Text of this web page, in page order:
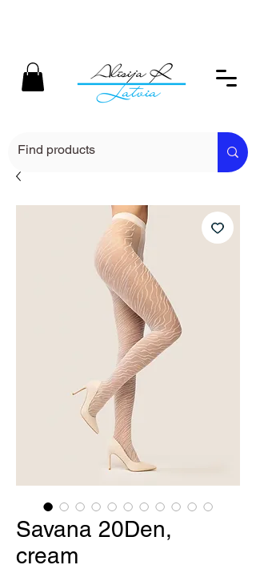
Savana 20Den,
cream